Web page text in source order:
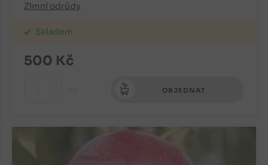
Zimní odrůdy
Skladem
500 Kč
OBJEDNAT